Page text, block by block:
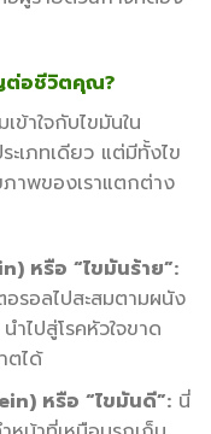
ต่อชีวิตคุณ?
ข้าใจกับไขมันใน
เภทเดียว แต่มีทั้งไข
าพของเราแตกต่าง
หรือ “ไขมันร้าย”:
อรอลไปสะสมตามผนัง
ไปสู่โรคหัวใจขาด
ตได้
หรือ “ไขมันดี”:นี่